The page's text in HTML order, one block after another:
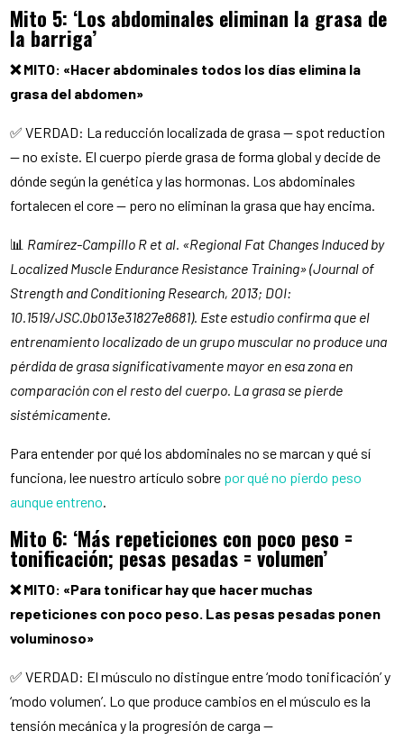
Mito 5: ‘Los abdominales eliminan la grasa de
la barriga’
❌ MITO: «Hacer abdominales todos los días elimina la
grasa del abdomen»
✅ VERDAD: La reducción localizada de grasa — spot reduction
— no existe. El cuerpo pierde grasa de forma global y decide de
dónde según la genética y las hormonas. Los abdominales
fortalecen el core — pero no eliminan la grasa que hay encima.
📊 Ramírez-Campillo R et al. «Regional Fat Changes Induced by
Localized Muscle Endurance Resistance Training» (Journal of
Strength and Conditioning Research, 2013; DOI:
10.1519/JSC.0b013e31827e8681). Este estudio confirma que el
entrenamiento localizado de un grupo muscular no produce una
pérdida de grasa significativamente mayor en esa zona en
comparación con el resto del cuerpo. La grasa se pierde
sistémicamente.
Para entender por qué los abdominales no se marcan y qué sí
funciona, lee nuestro artículo sobre por qué no pierdo peso
aunque entreno.
Mito 6: ‘Más repeticiones con poco peso =
tonificación; pesas pesadas = volumen’
❌ MITO: «Para tonificar hay que hacer muchas
repeticiones con poco peso. Las pesas pesadas ponen
voluminoso»
✅ VERDAD: El músculo no distingue entre ‘modo tonificación’ y
‘modo volumen’. Lo que produce cambios en el músculo es la
tensión mecánica y la progresión de carga —